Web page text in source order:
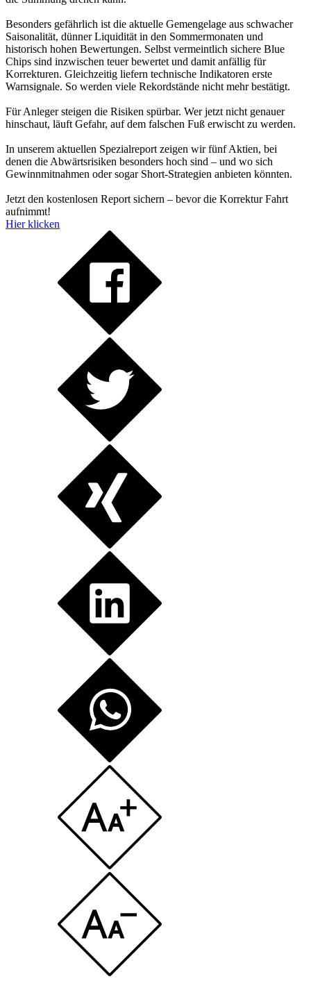
Besonders gefährlich ist die aktuelle Gemengelage aus schwacher
Saisonalität, dünner Liquidität in den Sommermonaten und
historisch hohen Bewertungen. Selbst vermeintlich sichere Blue
Chips sind inzwischen teuer bewertet und damit anfällig für
Korrekturen. Gleichzeitig liefern technische Indikatoren erste
Warnsignale. So werden viele Rekordstände nicht mehr bestätigt.
Für Anleger steigen die Risiken spürbar. Wer jetzt nicht genauer
hinschaut, läuft Gefahr, auf dem falschen Fuß erwischt zu werden.
In unserem aktuellen Spezialreport zeigen wir fünf Aktien, bei
denen die Abwärtsrisiken besonders hoch sind – und wo sich
Gewinnmitnahmen oder sogar Short-Strategien anbieten könnten.
Jetzt den kostenlosen Report sichern – bevor die Korrektur Fahrt
aufnimmt!
Hier klicken